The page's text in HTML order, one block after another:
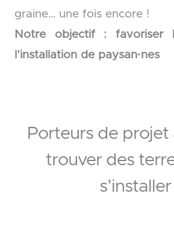
graine… une fois encore !
Notre objectif : favoriser
l’installation de paysan·nes
Porteurs de projet
trouver des
s’installer